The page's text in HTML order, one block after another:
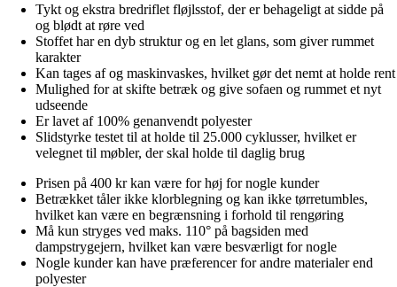
Tykt og ekstra bredriflet fløjlsstof, der er behageligt at sidde på
og blødt at røre ved
Stoffet har en dyb struktur og en let glans, som giver rummet
karakter
Kan tages af og maskinvaskes, hvilket gør det nemt at holde rent
Mulighed for at skifte betræk og give sofaen og rummet et nyt
udseende
Er lavet af 100% genanvendt polyester
Slidstyrke testet til at holde til 25.000 cyklusser, hvilket er
velegnet til møbler, der skal holde til daglig brug
Prisen på 400 kr kan være for høj for nogle kunder
Betrækket tåler ikke klorblegning og kan ikke tørretumbles,
hvilket kan være en begrænsning i forhold til rengøring
Må kun stryges ved maks. 110° på bagsiden med
dampstrygejern, hvilket kan være besværligt for nogle
Nogle kunder kan have præferencer for andre materialer end
polyester